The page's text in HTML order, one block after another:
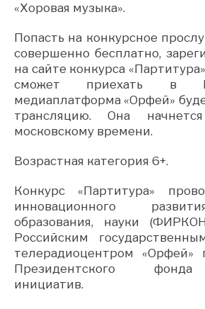
«Хоровая музыка».
Попасть на конкурсное
совершенно бесплатно,
на сайте конкурса
сможет приехать в
медиаплатформа «Орфей»
трансляцию. Она
московскому времени.
Возрастная категория 6+.
Конкурс «Партитура»
инновационного
образования, науки
Российским
телерадиоцентром «Орфей»
Президентского
инициатив.